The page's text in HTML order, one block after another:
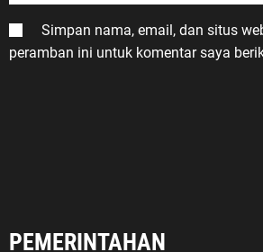
Simpan nama, email, dan situs
peramban ini untuk komentar saya
PEMERINTAHAN